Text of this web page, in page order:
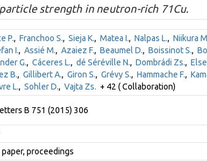
strength in neutron-rich 71Cu.
P., Franchoo S., Sieja K., Matea I., Nalpas L., Niikura
I., Assié M., Azaiez F., Beaumel D., Boissinot S.,
G., Cáceres L., dé Séréville N., Dombrádi Zs.,
B., Gillibert A., Giron S., Grévy S., Hammache F.,
L., Sohler D., Vajta Zs. + 42 ( Collaboration)
B 751 (2015) 306
proceedings